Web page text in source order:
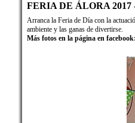
FERIA DE ÁLORA 2017
Arranca la Feria de Día con la
ambiente y las ganas de divertirse.
Más fotos en la página en facebook: